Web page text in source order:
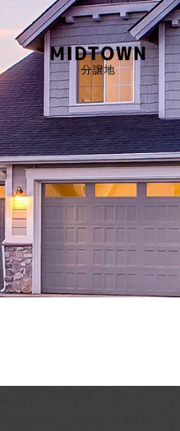
MIDTOWN
分譲地